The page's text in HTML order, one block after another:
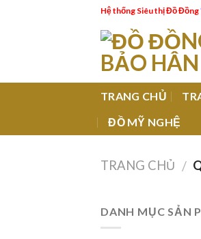
Hệ thống Siêu thị Đồ Đồng
TRANG CHỦ
ĐỒ MỸ NGHỆ
TRANG CHỦ /
DANH MỤC SẢN